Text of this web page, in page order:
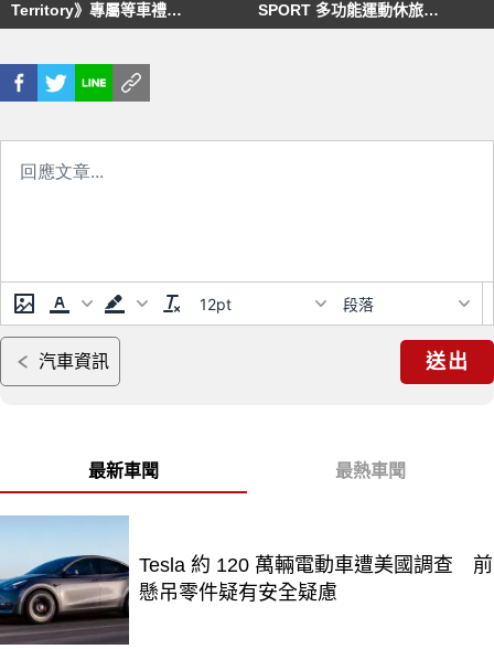
Territory》專屬等車禮
《Ranger Raptor》全新到港 贈
SPORT 多功能運動休旅
LANDMARK EDITION 限定版與
12pt 段落
汽車資訊 送出
最新車聞 最熱車聞
Tesla 約 120 萬輛電動車遭美國調查 前
懸吊零件疑有安全疑慮